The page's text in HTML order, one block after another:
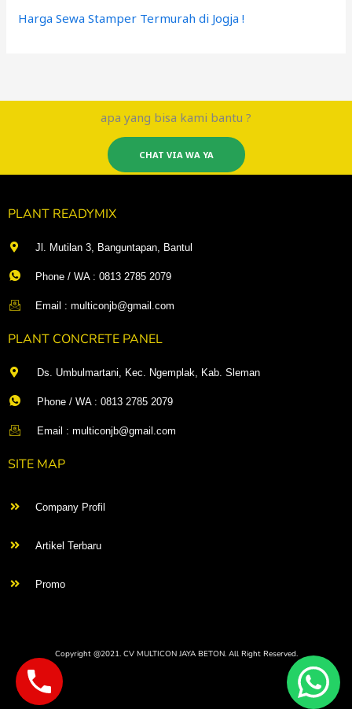
Harga Sewa Stamper Termurah di Jogja !
apa yang bisa kami bantu ?
CHAT VIA WA YA
PLANT READYMIX
Jl. Mutilan 3, Banguntapan, Bantul
Phone / WA : 0813 2785 2079
Email : multiconjb@gmail.com
PLANT CONCRETE PANEL
Ds. Umbulmartani, Kec. Ngemplak, Kab. Sleman
Phone / WA : 0813 2785 2079
Email : multiconjb@gmail.com
SITE MAP
Company Profil
Artikel Terbaru
Promo
Copyright @2021. CV MULTICON JAYA BETON. All Right Reserved.